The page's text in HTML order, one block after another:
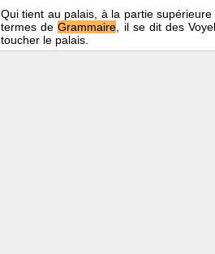
Qui tient au palais, à la partie
termes deGrammaire, il se dit des
toucher le palais.